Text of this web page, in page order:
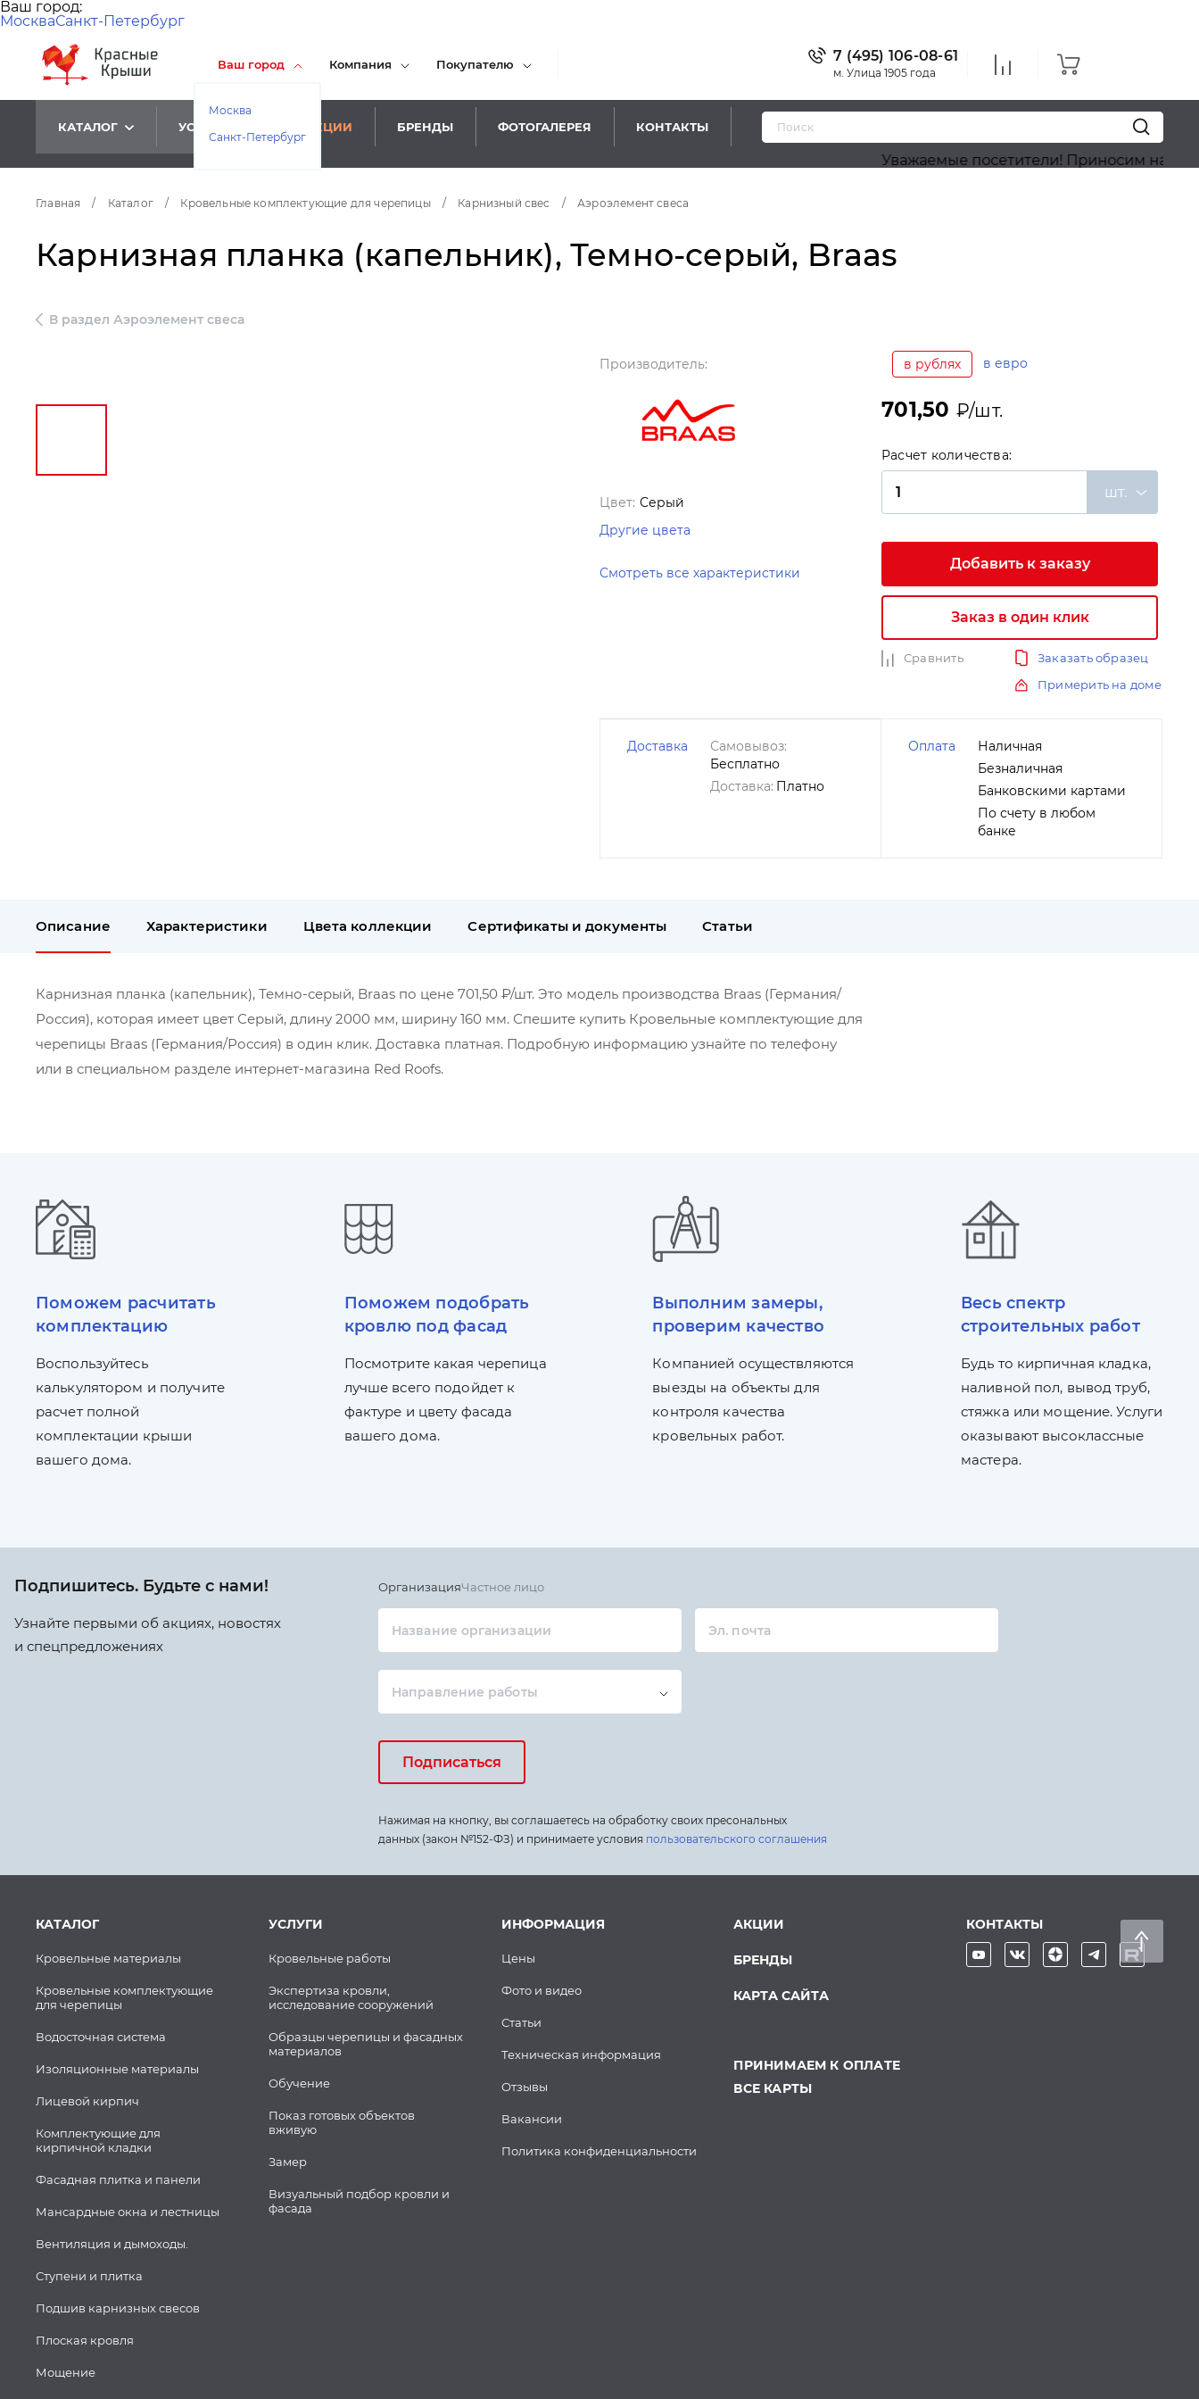
Ваш город:
МоскваСанкт-Петербург
Ваш город
Москва
Санкт-Петербург
Компания Покупателю
7 (495) 106-08-61
м. Улица 1905 года
КАТАЛОГ УСЛУГИ АКЦИИ БРЕНДЫ ФОТОГАЛЕРЕЯ КОНТАКТЫ
Уважаемые посетители! Приносим наши
Главная / Каталог / Кровельные комплектующие для черепицы / Карнизный свес / Аэроэлемент свеса
Карнизная планка (капельник), Темно-серый, Braas
В раздел Аэроэлемент свеса
Производитель:
Цвет: Серый
Другие цвета
Смотреть все характеристики
в рублях в евро
701,50 ₽/шт.
Расчет количества:
шт.
Добавить к заказу
Заказ в один клик
Сравнить
Заказать образец
Примерить на доме
Доставка
Самовывоз:
Бесплатно
Доставка: Платно
Оплата
Наличная
Безналичная
Банковскими картами
По счету в любом
банке
Описание Характеристики Цвета коллекции Сертификаты и документы Статьи
Карнизная планка (капельник), Темно-серый, Braas по цене 701,50 ₽/шт. Это модель производства Braas (Германия/
Россия), которая имеет цвет Серый, длину 2000 мм, ширину 160 мм. Спешите купить Кровельные комплектующие для
черепицы Braas (Германия/Россия) в один клик. Доставка платная. Подробную информацию узнайте по телефону
или в специальном разделе интернет-магазина Red Roofs.
Поможем расчитать
комплектацию
Воспользуйтесь
калькулятором и получите
расчет полной
комплектации крыши
вашего дома.
Поможем подобрать
кровлю под фасад
Посмотрите какая черепица
лучше всего подойдет к
фактуре и цвету фасада
вашего дома.
Выполним замеры,
проверим качество
Компанией осуществляются
выезды на объекты для
контроля качества
кровельных работ.
Весь спектр
строительных работ
Будь то кирпичная кладка,
наливной пол, вывод труб,
стяжка или мощение. Услуги
оказывают высоклассные
мастера.
Подпишитесь. Будьте с нами!
Узнайте первыми об акциях, новостях
и спецпредложениях
ОрганизацияЧастное лицо
Название организации Эл. почта
Направление работы
Подписаться
Нажимая на кнопку, вы соглашаетесь на обработку своих пресональных
данных (закон №152-ФЗ) и принимаете условия пользовательского соглашения
КАТАЛОГ
Кровельные материалы
Кровельные комплектующие
для черепицы
Водосточная система
Изоляционные материалы
Лицевой кирпич
Комплектующие для
кирпичной кладки
Фасадная плитка и панели
Мансардные окна и лестницы
Вентиляция и дымоходы.
Ступени и плитка
Подшив карнизных свесов
Плоская кровля
Мощение
УСЛУГИ
Кровельные работы
Экспертиза кровли,
исследование сооружений
Образцы черепицы и фасадных
материалов
Обучение
Показ готовых объектов
вживую
Замер
Визуальный подбор кровли и
фасада
ИНФОРМАЦИЯ
Цены
Фото и видео
Статьи
Техническая информация
Отзывы
Вакансии
Политика конфиденциальности
АКЦИИ
БРЕНДЫ
КАРТА САЙТА
ПРИНИМАЕМ К ОПЛАТЕ
ВСЕ КАРТЫ
КОНТАКТЫ